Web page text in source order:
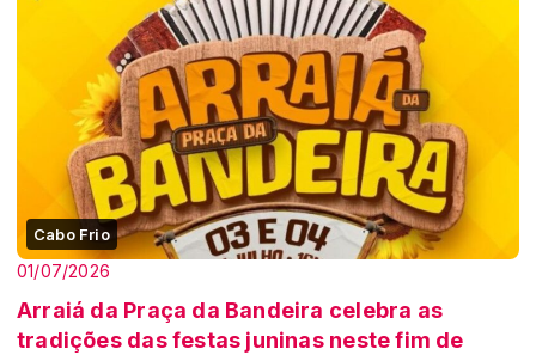
Cabo Frio
01/07/2026
Arraiá da Praça da Bandeira celebra as
tradições das festas juninas neste fim de